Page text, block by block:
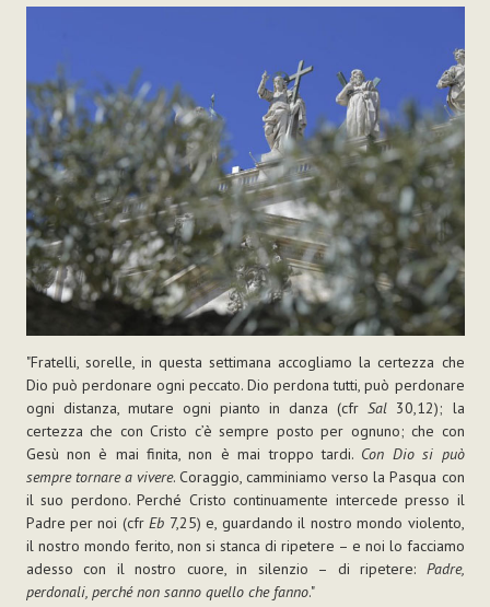
NEF
P. AUGUSTO ETCHECOPAR
"Fratelli, sorelle, in questa settimana accogliamo la certezza che
Dio può perdonare ogni peccato. Dio perdona tutti, può perdonare
ogni distanza, mutare ogni pianto in danza (cfrSal 30,12); la
certezza che con Cristo c’è sempre posto per ognuno; che con
Gesù non è mai finita, non è mai troppo tardi. Con Dio si può
sempre tornare a vivere. Coraggio, camminiamo verso la Pasqua con
il suo perdono. Perché Cristo continuamente intercede presso il
Padre per noi (cfrEb 7,25) e, guardando il nostro mondo violento,
il nostro mondo ferito, non si stanca di ripetere – e noi lo facciamo
adesso con il nostro cuore, in silenzio – di ripetere: Padre,
perdonali, perché non sanno quello che fanno."